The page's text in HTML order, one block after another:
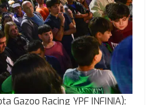
Gazoo Racing YPF INFINIA):